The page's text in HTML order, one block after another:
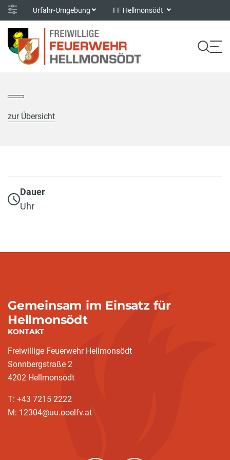
Urfahr-Umgebung FF Hellmonsödt
zur Übersicht
Dauer
Uhr
Gemeinsam im Einsatz für
Hellmonsödt
KONTAKT
Freiwillige Feuerwehr Hellmonsödt
Sonnbergstraße 2
4202 Hellmonsödt
T: +43 7215 2222
M: 12304@uu.ooelfv.at